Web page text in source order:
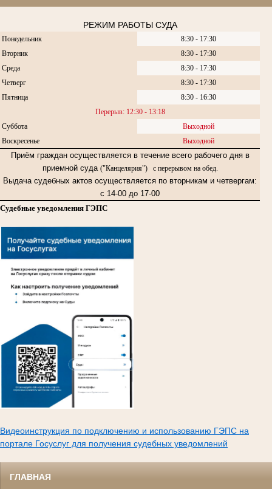
РЕЖИМ РАБОТЫ СУДА
Понедельник
8:30 - 17:30
Вторник
8:30 - 17:30
Среда
8:30 - 17:30
Четверг
8:30 - 17:30
Пятница
8:30 - 16:30
Перерыв: 12:30 - 13:18
Суббота
Выходной
Воскресенье
Выходной
Приём граждан осуществляется в течение всего рабочего дня в
приемной суда ("Канцелярия") с перерывом на обед.
Выдача судебных актов осуществляется по вторникам и четвергам:
с 14-00 до 17-00
Судебные уведомления ГЭПС
Видеоинструкция по подключению и использованию ГЭПС на
портале Госуслуг для получения судебных уведомлений
ГЛАВНАЯ